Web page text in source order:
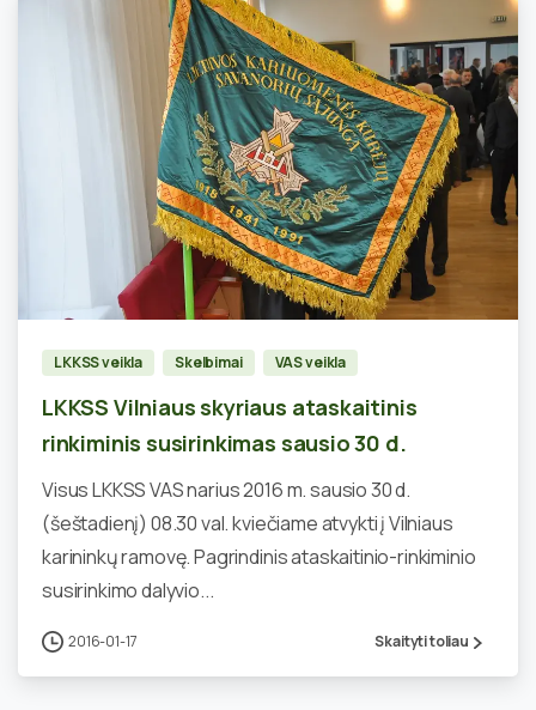
LKKSS veikla Skelbimai VAS veikla
LKKSS Vilniaus skyriaus ataskaitinis
rinkiminis susirinkimas sausio 30 d.
Visus LKKSS VAS narius 2016 m. sausio 30 d.
(šeštadienį) 08.30 val. kviečiame atvykti į Vilniaus
karininkų ramovę. Pagrindinis ataskaitinio-rinkiminio
susirinkimo dalyvio...
2016-01-17 Skaityti toliau